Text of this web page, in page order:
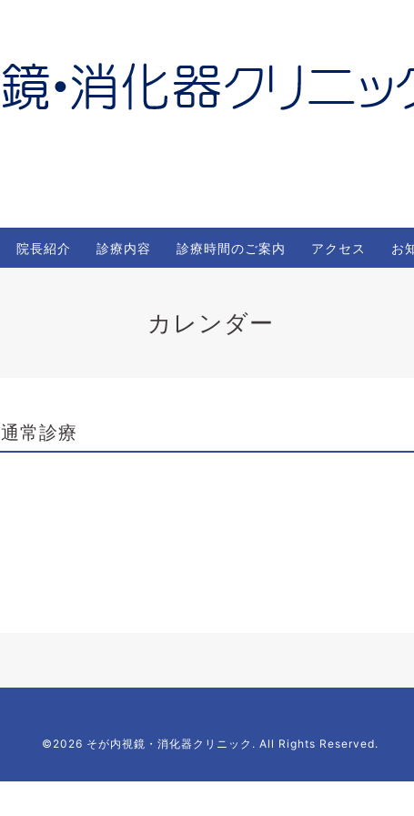
院長紹介 診療内容 診療時間のご案内 アクセス お
カレンダー
通常診療
©2026 そが内視鏡・消化器クリニック. All Rights Reserved.